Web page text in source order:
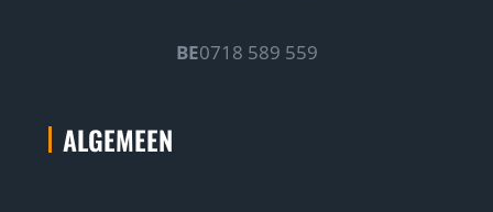
BE0718 589 559
ALGEMEEN